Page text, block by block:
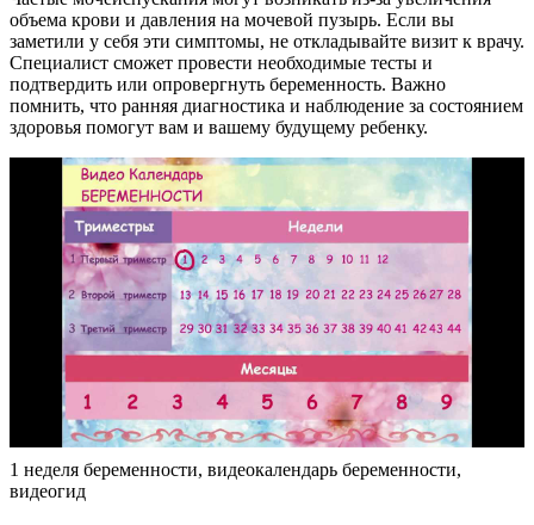
объема крови и давления на мочевой пузырь. Если вы
заметили у себя эти симптомы, не откладывайте визит к врачу.
Специалист сможет провести необходимые тесты и
подтвердить или опровергнуть беременность. Важно
помнить, что ранняя диагностика и наблюдение за состоянием
здоровья помогут вам и вашему будущему ребенку.
1 неделя беременности, видеокалендарь беременности,
видеогид